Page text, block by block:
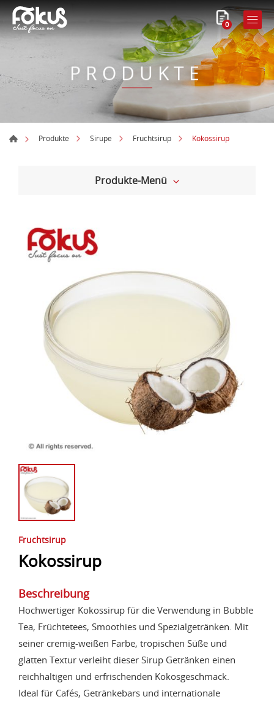
0
PRODUKTE
Produkte Sirupe Fruchtsirup Kokossirup
Produkte-Menü
Fruchtsirup
Kokossirup
Beschreibung
Hochwertiger Kokossirup für die Verwendung in Bubble
Tea, Früchtetees, Smoothies und Spezialgetränken. Mit
seiner cremig-weißen Farbe, tropischen Süße und
glatten Textur verleiht dieser Sirup Getränken einen
reichhaltigen und erfrischenden Kokosgeschmack.
Ideal für Cafés, Getränkebars und internationale